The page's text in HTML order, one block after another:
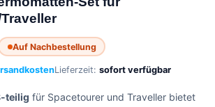
Auf Nachbestellung
Lieferzeit: sofort verfügbar
teilig für Spacetourer und Traveller bietet